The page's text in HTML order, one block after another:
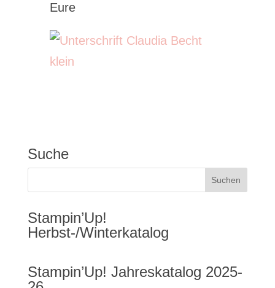
Eure
Suche
Stampin’Up!
Herbst-/Winterkatalog
Stampin’Up! Jahreskatalog 2025-